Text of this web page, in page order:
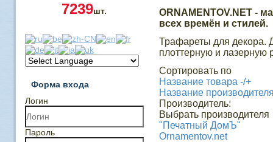
7239шт.
Форма входа
Логин
Пароль
ORNAMENTOV.NET -
всех времён и стилей.
Трафареты для декора.
плоттерную и лазерную
Сортировать по
Название товара -/+
Название
Производитель:
Выбрать производителя
"Печатный ДомЪ"
Ornamentov.net